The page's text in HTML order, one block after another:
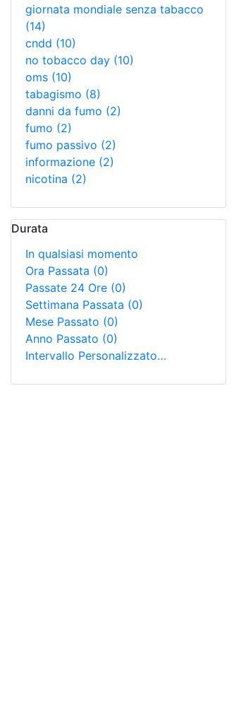
giornata mondiale senza tabacco
(14)
cndd (10)
no tobacco day (10)
oms (10)
tabagismo (8)
danni da fumo (2)
fumo (2)
fumo passivo (2)
informazione (2)
nicotina (2)
Durata
In qualsiasi momento
Ora Passata (0)
Passate 24 Ore (0)
Settimana Passata (0)
Mese Passato (0)
Anno Passato (0)
Intervallo Personalizzato…